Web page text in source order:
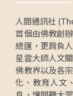
人間通訊社
首個由佛教創
總匯，更肩負
星雲大師人文
佛教界以及各
化、教育人文